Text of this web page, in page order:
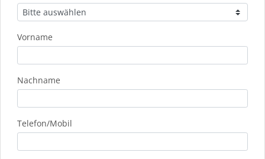
Vorname
Nachname
Telefon/Mobil